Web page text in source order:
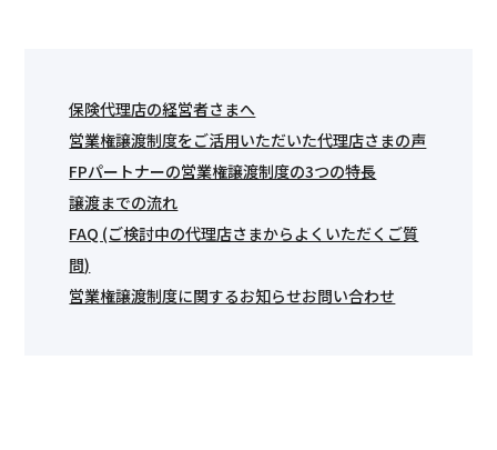
保険代理店の経営者さまへ
営業権譲渡制度をご活用いただいた代理店さまの声
FPパートナーの営業権譲渡制度の3つの特長
譲渡までの流れ
FAQ (ご検討中の代理店さまからよくいただくご質
問)
営業権譲渡制度に関するお知らせお問い合わせ